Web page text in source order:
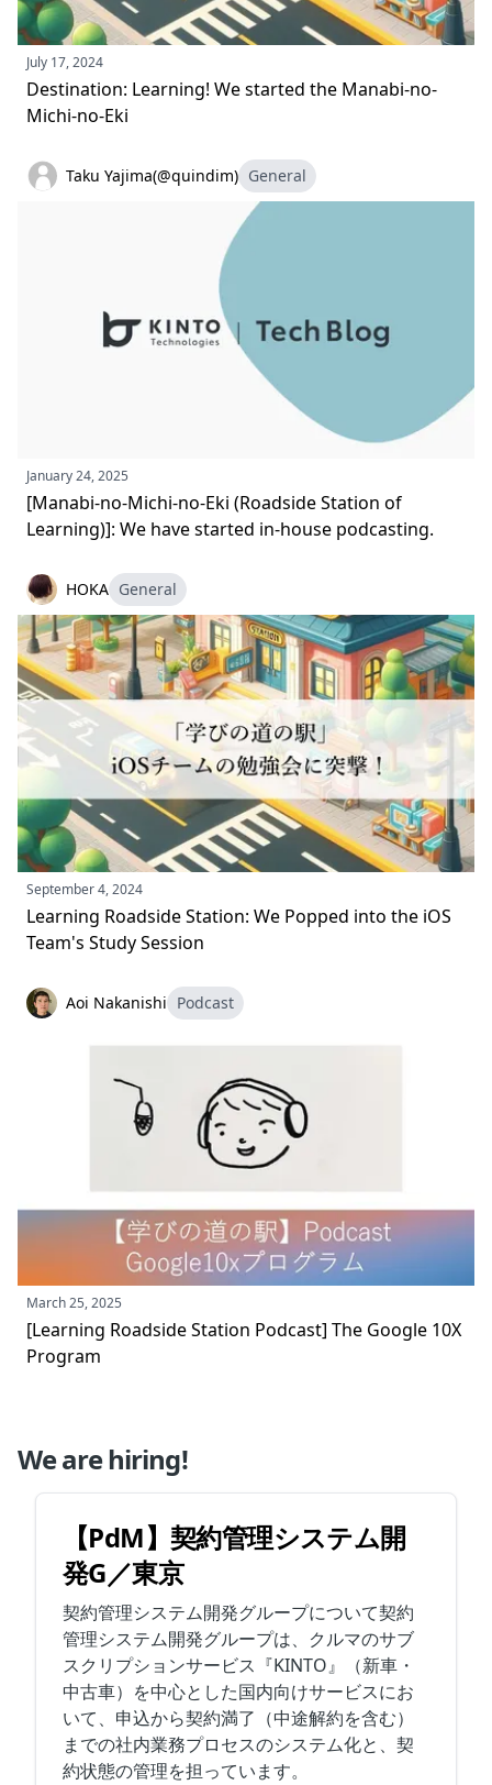
July 17, 2024
Destination: Learning! We started the Manabi-no-
Michi-no-Eki
Taku Yajima(@quindim) General
January 24, 2025
[Manabi-no-Michi-no-Eki (Roadside Station of
Learning)]: We have started in-house podcasting.
HOKA General
September 4, 2024
Learning Roadside Station: We Popped into the iOS
Team's Study Session
Aoi Nakanishi Podcast
March 25, 2025
[Learning Roadside Station Podcast] The Google 10X
Program
We are hiring!
【PdM】契約管理システム開
発G／東京
契約管理システム開発グループについて契約
管理システム開発グループは、クルマのサブ
スクリプションサービス『KINTO』（新車・
中古車）を中心とした国内向けサービスにお
いて、申込から契約満了（中途解約を含む）
までの社内業務プロセスのシステム化と、契
約状態の管理を担っています。